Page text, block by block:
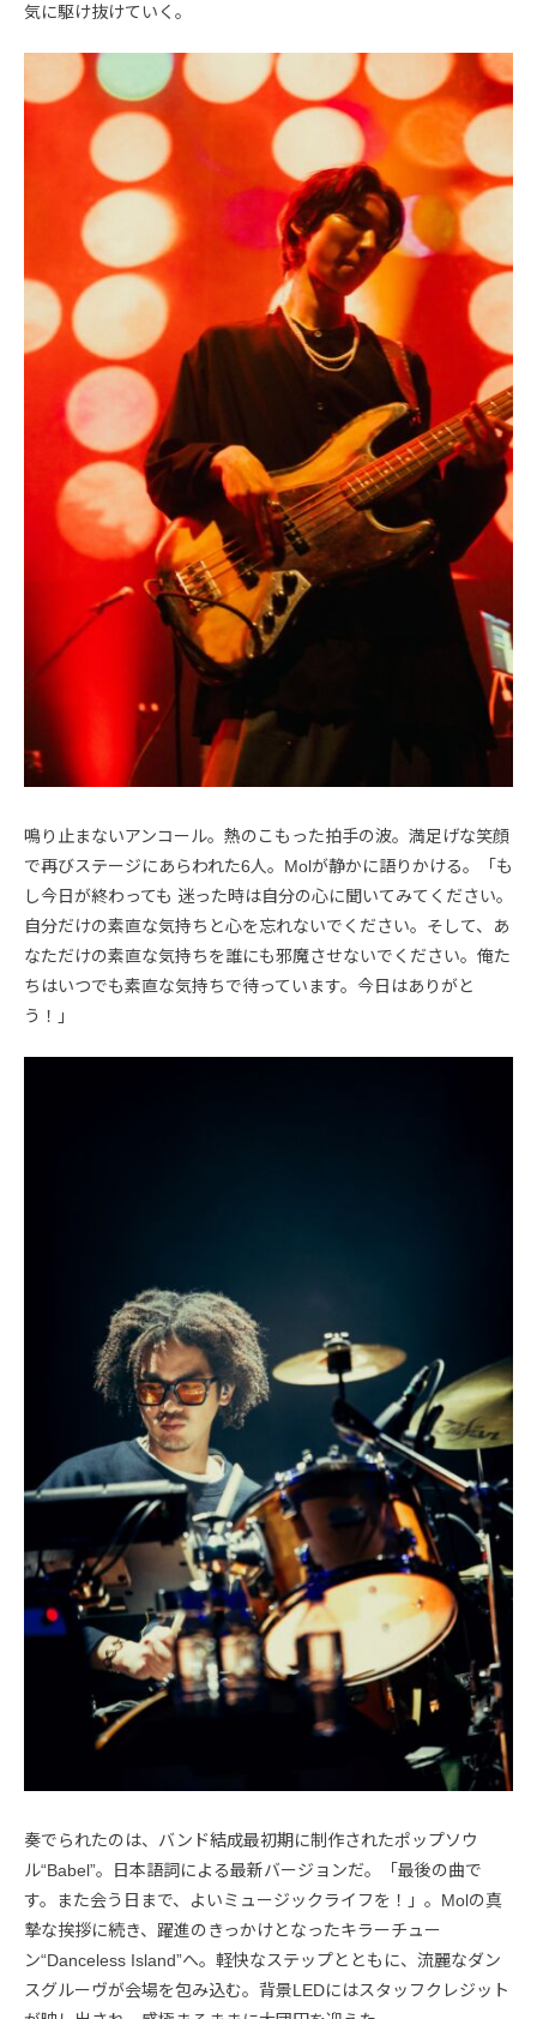
気に駆け抜けていく。
鳴り止まないアンコール。熱のこもった拍手の波。満足げな笑顔
で再びステージにあらわれた6人。Molが静かに語りかける。「も
し今日が終わっても 迷った時は自分の心に聞いてみてください。
自分だけの素直な気持ちと心を忘れないでください。そして、あ
なただけの素直な気持ちを誰にも邪魔させないでください。俺た
ちはいつでも素直な気持ちで待っています。今日はありがと
う！」
奏でられたのは、バンド結成最初期に制作されたポップソウ
ル“Babel”。日本語詞による最新バージョンだ。「最後の曲で
す。また会う日まで、よいミュージックライフを！」。Molの真
摯な挨拶に続き、躍進のきっかけとなったキラーチュー
ン“Danceless Island”へ。軽快なステップとともに、流麗なダン
スグルーヴが会場を包み込む。背景LEDにはスタッフクレジット